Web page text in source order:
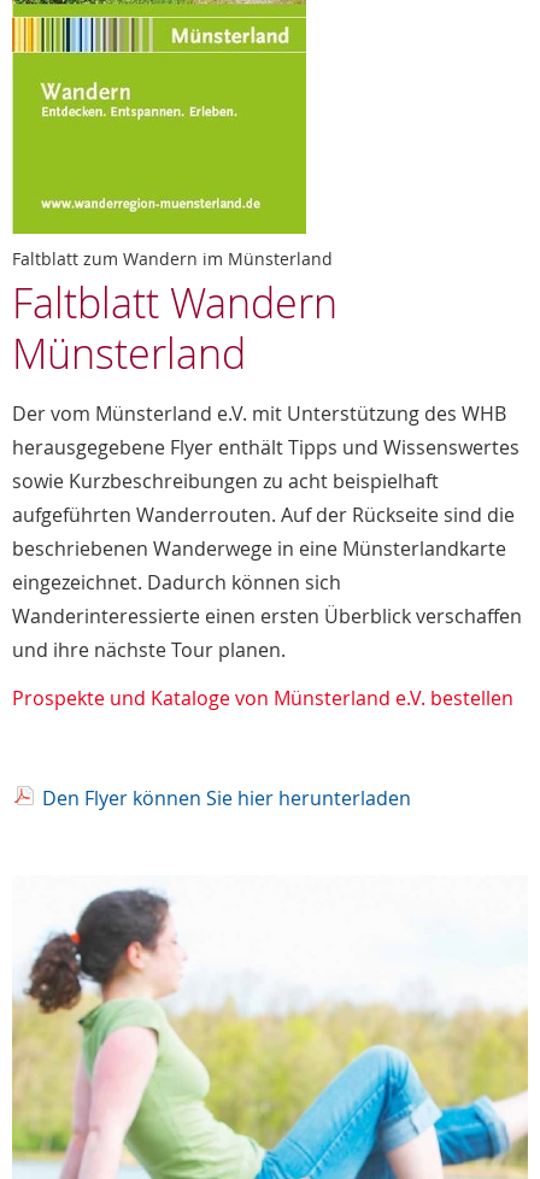
Faltblatt zum Wandern im Münsterland
Faltblatt Wandern
Münsterland
Der vom Münsterland e.V. mit Unterstützung des WHB
herausgegebene Flyer enthält Tipps und Wissenswertes
sowie Kurzbeschreibungen zu acht beispielhaft
aufgeführten Wanderrouten. Auf der Rückseite sind die
beschriebenen Wanderwege in eine Münsterlandkarte
eingezeichnet. Dadurch können sich
Wanderinteressierte einen ersten Überblick verschaffen
und ihre nächste Tour planen.
Prospekte und Kataloge von Münsterland e.V. bestellen
Den Flyer können Sie hier herunterladen